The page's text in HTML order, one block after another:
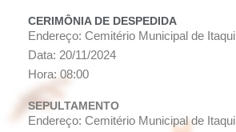
CERIMÔNIA DE DESPEDIDA
Endereço: Cemitério Municipal de Itaqui
Data: 20/11/2024
Hora: 08:00
SEPULTAMENTO
Endereço: Cemitério Municipal de Itaqui